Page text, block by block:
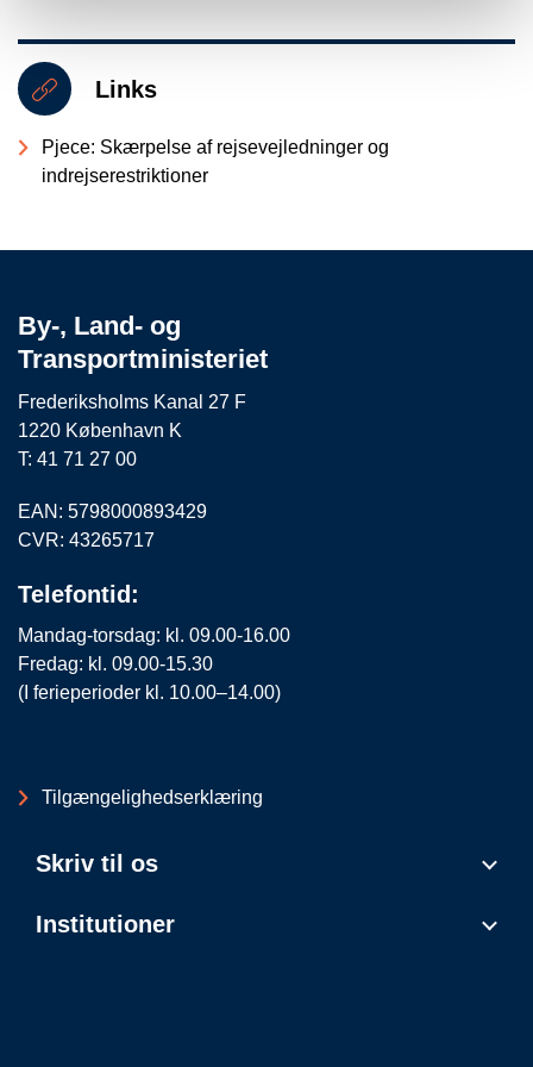
Links
Pjece: Skærpelse af rejsevejledninger og
indrejserestriktioner
By-, Land- og
Transportministeriet
Frederiksholms Kanal 27 F
1220 København K
T: 41 71 27 00
EAN: 5798000893429
CVR: 43265717
Telefontid:
Mandag-torsdag: kl. 09.00-16.00
Fredag: kl. 09.00-15.30
(I ferieperioder kl. 10.00–14.00)
Tilgængelighedserklæring
Skriv til os
Institutioner